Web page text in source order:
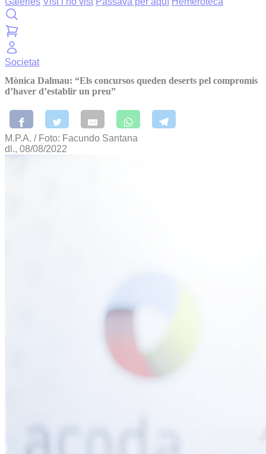
Societat
Mònica Dalmau: “Els concursos queden deserts pel compromís
d’haver d’establir un preu”
M.P.A. / Foto: Facundo Santana
dl., 08/08/2022